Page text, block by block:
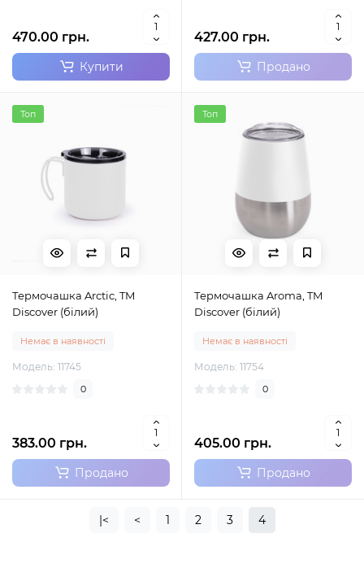
470.00 грн.
Купити
427.00 грн.
Продано
Топ
Термочашка Arctic, TM
Discover (білий)
Немає в наявності
Модель: 11745
0
383.00 грн.
Продано
Топ
Термочашка Aroma, TM
Discover (білий)
Немає в наявності
Модель: 11754
0
405.00 грн.
Продано
|< < 1 2 3 4